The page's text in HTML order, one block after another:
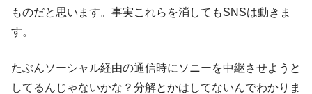
ものだと思います。事実これらを消してもSNSは動きま
す。
たぶんソーシャル経由の通信時にソニーを中継させようと
してるんじゃないかな？分解とかはしてないんでわかりま